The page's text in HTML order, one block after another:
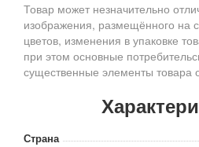
Товар может незначительно
изображения, размещённого на
цветов, изменения в упаковке
при этом основные
существенные элементы товара
Страна